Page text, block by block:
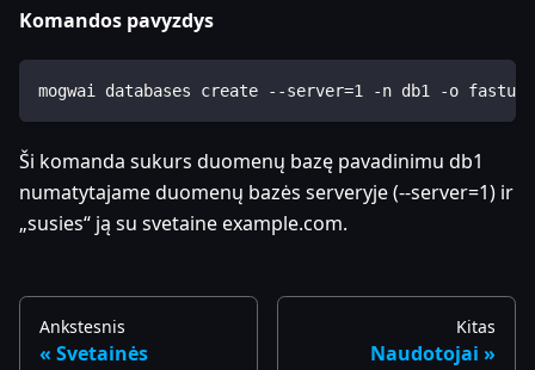
Komandos pavyzdys
mogwai databases create --server=1 -n db1 -o
Ši komanda sukurs duomenų bazę pavadinimu db1
numatytajame duomenų bazės serveryje (--server=1) ir
„susies“ ją su svetaine example.com.
Ankstesnis
Svetainės
Kitas
Naudotojai